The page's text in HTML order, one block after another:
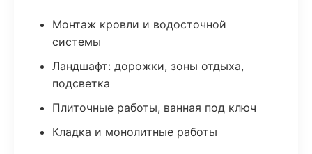
Монтаж кровли и водосточной
системы
Ландшафт: дорожки, зоны отдыха,
подсветка
Плиточные работы, ванная под ключ
Кладка и монолитные работы